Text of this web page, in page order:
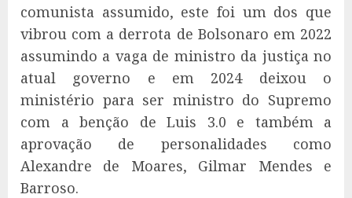
comunista assumido, este foi um dos que
vibrou com a derrota de Bolsonaro em 2022
assumindo a vaga de ministro da justiça no
atual governo e em 2024 deixou o
ministério para ser ministro do Supremo
com a benção de Luis 3.0 e também a
aprovação de personalidades como
Alexandre de Moares, Gilmar Mendes e
Barroso.